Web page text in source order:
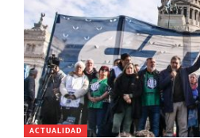
ACTUALIDAD